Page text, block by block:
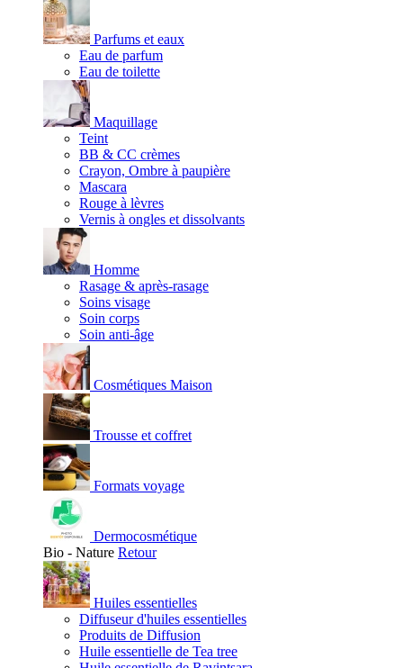
Parfums et eaux
Eau de parfum
Eau de toilette
Maquillage
Teint
BB & CC crèmes
Crayon, Ombre à paupière
Mascara
Rouge à lèvres
Vernis à ongles et dissolvants
Homme
Rasage & après-rasage
Soins visage
Soin corps
Soin anti-âge
Cosmétiques Maison
Trousse et coffret
Formats voyage
Dermocosmétique
Bio - Nature Retour
Huiles essentielles
Diffuseur d'huiles essentielles
Produits de Diffusion
Huile essentielle de Tea tree